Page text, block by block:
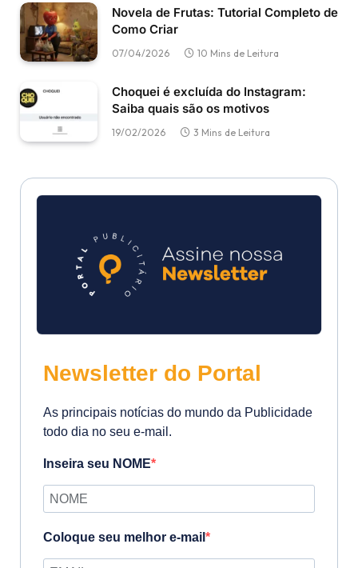
Novela de Frutas: Tutorial Completo de
Como Criar
07/04/2026 10 Mins de Leitura
Choquei é excluída do Instagram:
Saiba quais são os motivos
19/02/2026 3 Mins de Leitura
Newsletter do Portal
As principais notícias do mundo da Publicidade
todo dia no seu e-mail.
Inseira seu NOME
Coloque seu melhor e-mail